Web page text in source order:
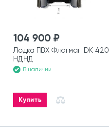
104 900 ₽
Лодка ПВХ Флагман DK 420
НДНД
В наличии
Купить